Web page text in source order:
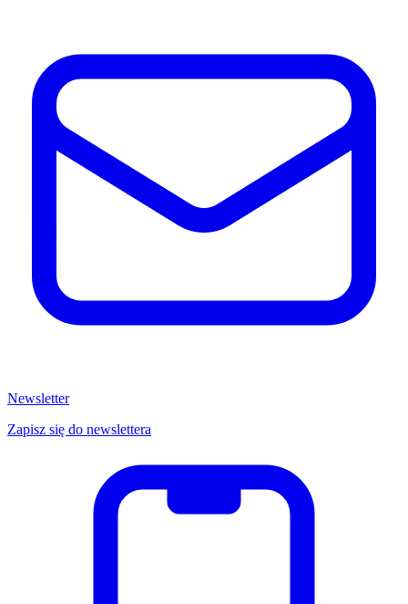
Newsletter
Zapisz się do newslettera